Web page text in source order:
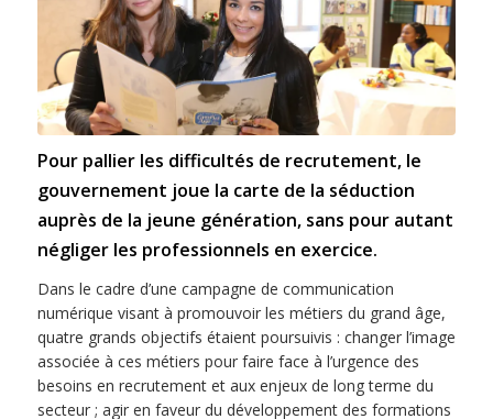
Pour pallier les difficultés de recrutement, le
gouvernement joue la carte de la séduction
auprès de la jeune génération, sans pour autant
négliger les professionnels en exercice.
Dans le cadre d’une campagne de communication
numérique visant à promouvoir les métiers du grand âge,
quatre grands objectifs étaient poursuivis : changer l’image
associée à ces métiers pour faire face à l’urgence des
besoins en recrutement et aux enjeux de long terme du
secteur ; agir en faveur du développement des formations